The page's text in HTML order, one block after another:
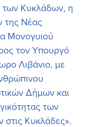
των Κυκλάδων, η
της Νέας
Μονογυιού
τον Υπουργό
Λιβάνιο, με
Δήμων και
των
στις Κυκλάδες».